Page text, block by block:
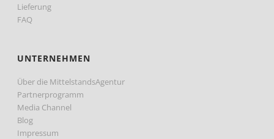
Lieferung
FAQ
UNTERNEHMEN
Über die MittelstandsAgentur
Partnerprogramm
Media Channel
Blog
Impressum